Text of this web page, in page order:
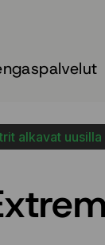
alkavat